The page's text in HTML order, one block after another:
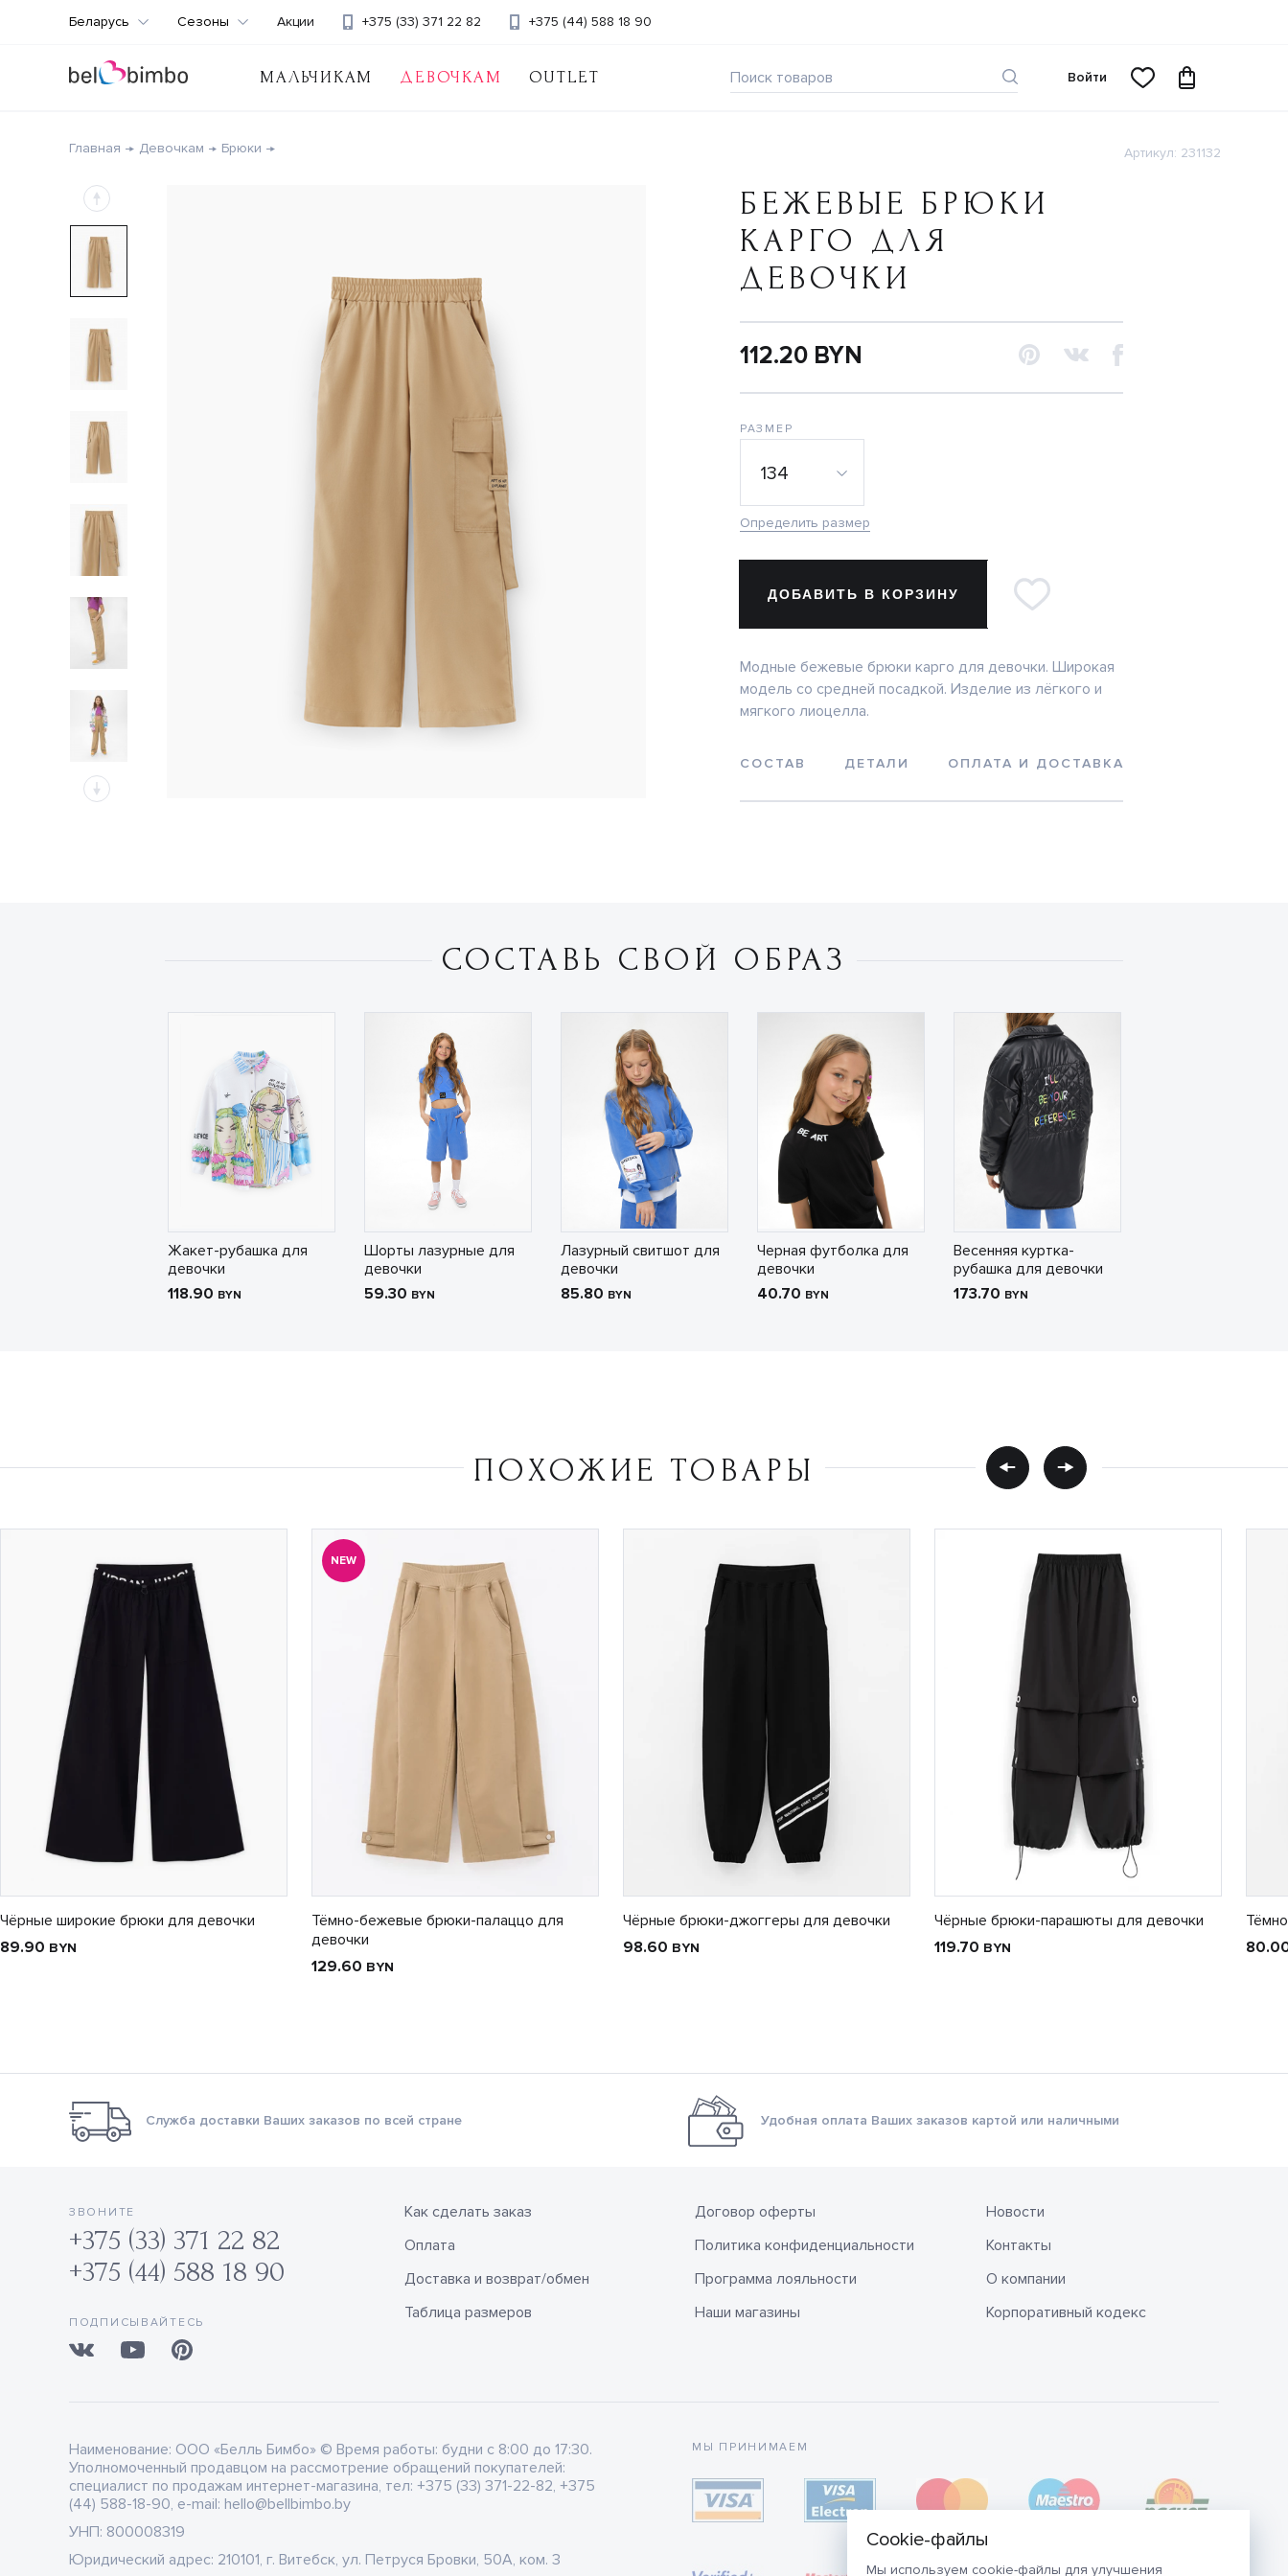
Мы используем cookie-файлы для улучшения
МАЛЬЧИКАМ ДЕВОЧКАМ OUTLET
+375 (33) 371 22 82 +375 (44) 588 18 90
Беларусь Сезоны Акции
Войти
Главная Девочкам Брюки Артикул: 231132
БЕЖЕВЫЕ БРЮКИ
КАРГО ДЛЯ
ДЕВОЧКИ
112.20 BYN
РАЗМЕР
134
Определить размер
ДОБАВИТЬ В КОРЗИНУ
Модные бежевые брюки карго для девочки. Широкая
модель со средней посадкой. Изделие из лёгкого и
мягкого лиоцелла.
СОСТАВ ДЕТАЛИ ОПЛАТА И ДОСТАВКА
СОСТАВЬ СВОЙ ОБРАЗ
Жакет-рубашка для
девочки
118.90 BYN
Шорты лазурные для
девочки
59.30 BYN
Лазурный свитшот для
девочки
85.80 BYN
Черная футболка для
девочки
40.70 BYN
Весенняя куртка-
рубашка для девочки
173.70 BYN
ПОХОЖИЕ ТОВАРЫ
Чёрные широкие брюки для девочки
89.90 BYN
NEW
Тёмно-бежевые брюки-палаццо для
девочки
129.60 BYN
Чёрные брюки-джоггеры для девочки
98.60 BYN
Чёрные брюки-парашюты для девочки
119.70 BYN
Служба доставки Ваших заказов по всей стране Удобная оплата Ваших заказов картой или наличными
ЗВОНИТЕ
+375 (33) 371 22 82
+375 (44) 588 18 90
ПОДПИСЫВАЙТЕСЬ
Как сделать заказ
Оплата
Доставка и возврат/обмен
Таблица размеров
Договор оферты
Политика конфиденциальности
Программа лояльности
Наши магазины
Новости
Контакты
О компании
Корпоративный кодекс
Наименование: ООО «Белль Бимбо» © Время работы: будни с 8:00 до 17:30.
Уполномоченный продавцом на рассмотрение обращений покупателей:
специалист по продажам интернет-магазина, тел: +375 (33) 371-22-82, +375
(44) 588-18-90, e-mail: hello@bellbimbo.by
УНП: 800008319
Юридический адрес: 210101, г. Витебск, ул. Петруся Бровки, 50А, ком. 3
МЫ ПРИНИМАЕМ